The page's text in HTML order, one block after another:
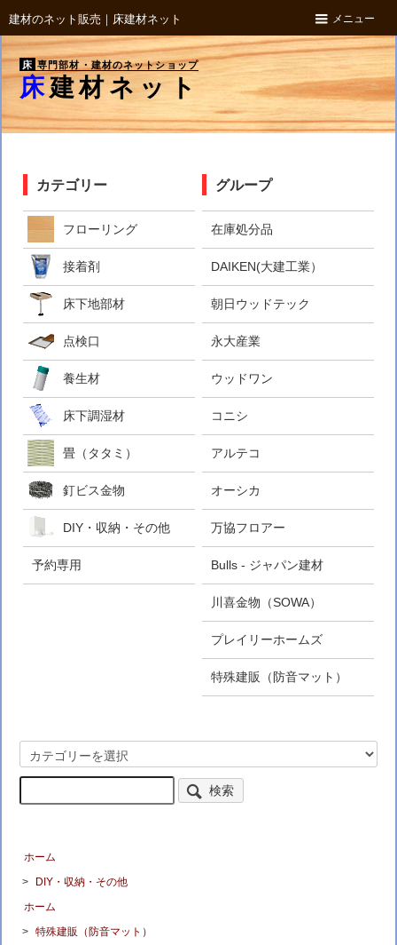
建材のネット販売｜床建材ネット メニュー
床 専門部材・建材のネットショップ
床建材ネット
カテゴリー
フローリング
接着剤
床下地部材
点検口
養生材
床下調湿材
畳（タタミ）
釘ビス金物
DIY・収納・その他
予約専用
グループ
在庫処分品
DAIKEN(大建工業）
朝日ウッドテック
永大産業
ウッドワン
コニシ
アルテコ
オーシカ
万協フロアー
Bulls - ジャパン建材
川喜金物（SOWA）
プレイリーホームズ
特殊建販（防音マット）
検索
ホーム
>
DIY・収納・その他
ホーム
> 特殊建販（防音マット）